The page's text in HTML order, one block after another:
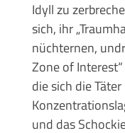
Idyll zu
sich, ihr
nüchternen,
Zone of
die sich die
und das